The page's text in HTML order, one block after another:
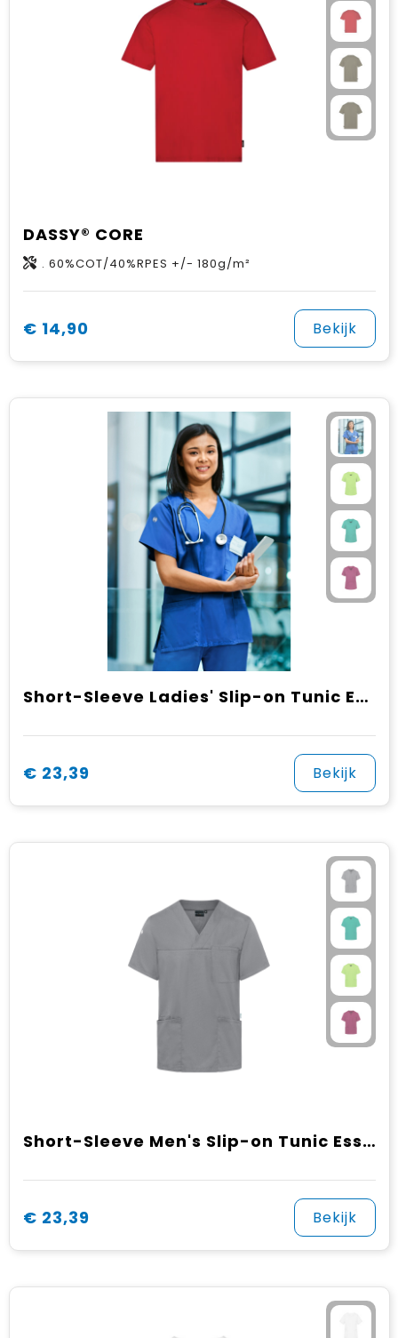
DASSY® CORE
. 60%COT/40%RPES +/- 180g/m²
€ 14,90 Bekijk
Short-Sleeve Ladies' Slip-on Tunic Essential, from Sustainable Material , 65% GRS Certified Recycled Polyester / 35% Conventional Cotton
€ 23,39 Bekijk
Short-Sleeve Men's Slip-on Tunic Essential, from Sustainable Material , 65% GRS Certified Recycled Polyester / 35% Conventional Cotton
€ 23,39 Bekijk